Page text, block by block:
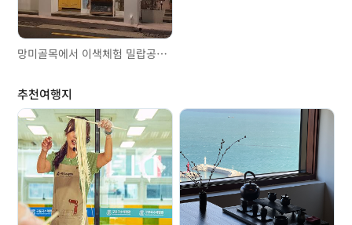
망미골목에서 이색체험 밀랍공예, 헬로커피하이허니
추천여행지